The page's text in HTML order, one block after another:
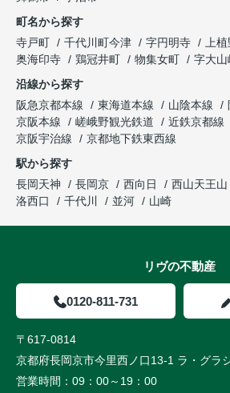
町名から探す
寺戸町
千代川町今津 字円明寺 上
奥海印寺
鶏冠井町 物集女町 字大山
沿線から探す
阪急京都本線
東海道本線 山陰本線
京阪本線
嵯峨野観光鉄道 近鉄京都線
京阪宇治線
京都地下鉄東西線
駅から探す
長岡天神
長岡京 西向日 西山天王山
洛西口
千代川 並河 山崎
リヴの不動産
0120-811-731
〒617-0814
京都府長岡京市今里西ノ口13-1 ラ・グラ
営業時間： 09：00～19：00